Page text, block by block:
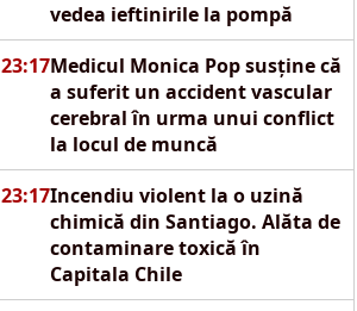
vedea ieftinirile la pompă
23:17Medicul Monica Pop susține că
a suferit un accident vascular
cerebral în urma unui conflict
la locul de muncă
23:17Incendiu violent la o uzină
chimică din Santiago. Alăta de
contaminare toxică în
Capitala Chile